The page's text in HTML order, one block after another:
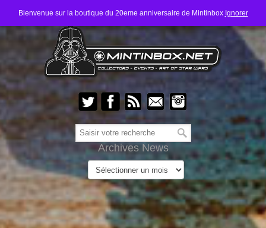
Bienvenue sur la boutique du 20eme anniversaire de Mintinbox Ignorer
Archives News